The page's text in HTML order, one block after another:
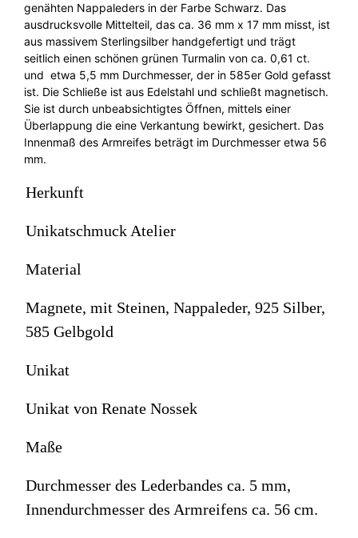
genähten Nappaleders in der Farbe Schwarz. Das
ausdrucksvolle Mittelteil, das ca. 36 mm x 17 mm misst, ist
aus massivem Sterlingsilber handgefertigt und trägt
seitlich einen schönen grünen Turmalin von ca. 0,61 ct.
und etwa 5,5 mm Durchmesser, der in 585er Gold gefasst
ist. Die Schließe ist aus Edelstahl und schließt magnetisch.
Sie ist durch unbeabsichtigtes Öffnen, mittels einer
Überlappung die eine Verkantung bewirkt, gesichert. Das
Innenmaß des Armreifes beträgt im Durchmesser etwa 56
mm.
Herkunft
Unikatschmuck Atelier
Material
Magnete, mit Steinen, Nappaleder, 925 Silber,
585 Gelbgold
Unikat
Unikat von Renate Nossek
Maße
Durchmesser des Lederbandes ca. 5 mm,
Innendurchmesser des Armreifens ca. 56 cm.